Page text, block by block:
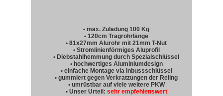
• max. Zuladung 100 Kg
• 120cm Tragrohrlänge
• 81x27mm Alurohr mit 21mm T-Nut
• Stromlinienförmiges Aluprofil
• Diebstahlhemmung durch Spezialschlüssel
• hochwertiges Aluminiumdesign
• einfache Montage via Inbussschlüssel
• gummiert gegen Verkratzungen der Reling
• umrüstbar auf viele weitere PKW
• Unser Urteil: sehr empfehlenswert